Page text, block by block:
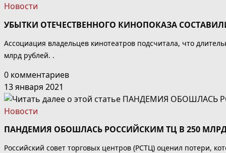
Новости
УБЫТКИ ОТЕЧЕСТВЕННОГО КИНОПОКАЗА
Ассоциация владельцев кинотеатров подсчитала, что
млрд рублей. .
0 комментариев
13 января 2021
Новости
ПАНДЕМИЯ ОБОШЛАСЬ РОССИЙСКИМ ТЦ В 250
Российский совет торговых центров (РСТЦ) оценил потери,